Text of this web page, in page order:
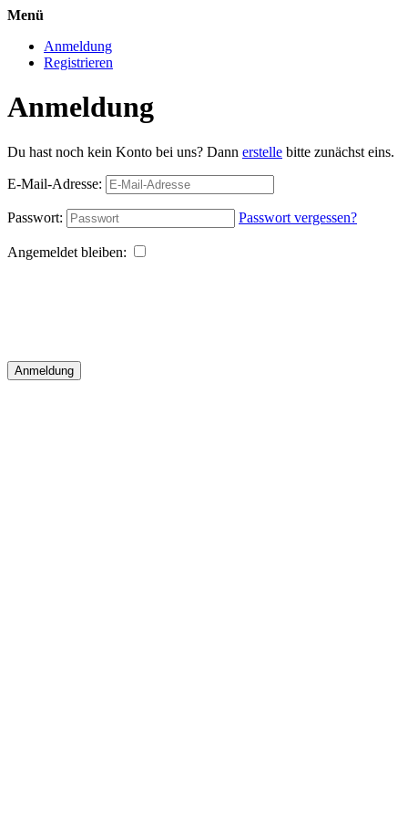
Menü
Anmeldung
Registrieren
Anmeldung
Du hast noch kein Konto bei uns? Dann erstelle bitte zunächst eins.
E-Mail-Adresse:
Passwort: Passwort vergessen?
Angemeldet bleiben:
Anmeldung